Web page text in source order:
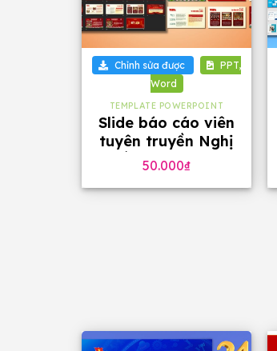
+
Chỉnh sửa được
PPT,
Word
TEMPLATE POWERPOINT
Slide báo cáo viên
tuyên truyền Nghị
quyết Đại hội 14 của
50.000₫